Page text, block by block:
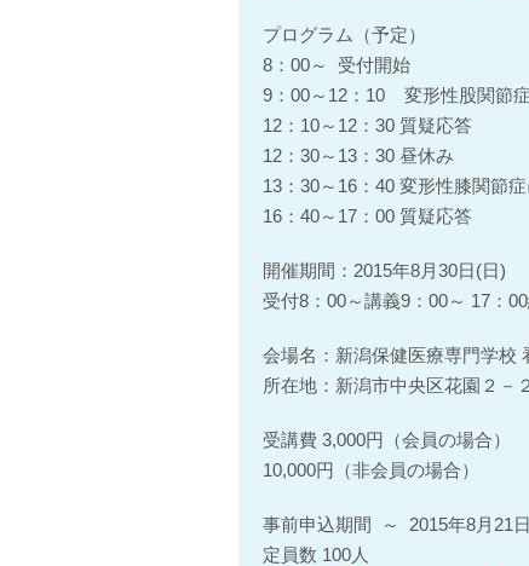
プログラム（予定）
8：00～ 受付開始
9：00～12：10 変形性股関節
12：10～12：30 質疑応答
12：30～13：30 昼休み
13：30～16：40 変形性膝関節
16：40～17：00 質疑応答
開催期間：2015年8月30日(日)
受付8：00～講義9：00～ 17：
会場名：新潟保健医療専門学校
所在地：新潟市中央区花園２－
受講費 3,000円（会員の場合）
10,000円（非会員の場合）
事前申込期間 ～ 2015年8月21
定員数 100人